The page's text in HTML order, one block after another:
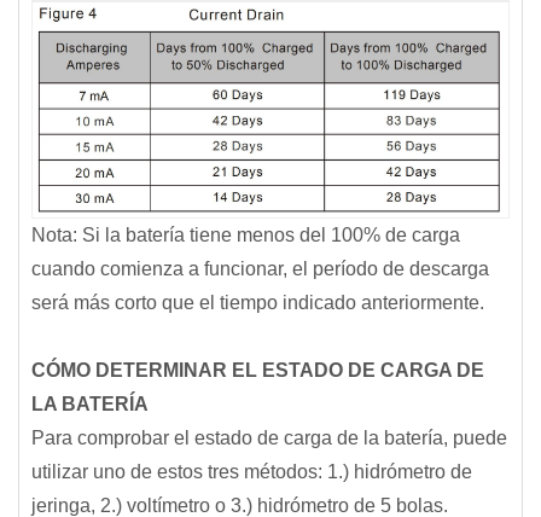
Nota: Si la batería tiene menos del 100% de carga
cuando comienza a funcionar, el período de descarga
será más corto que el tiempo indicado anteriormente.
CÓMO DETERMINAR EL ESTADO DE CARGA DE
LA BATERÍA
Para comprobar el estado de carga de la batería, puede
utilizar uno de estos tres métodos: 1.) hidrómetro de
jeringa, 2.) voltímetro o 3.) hidrómetro de 5 bolas.